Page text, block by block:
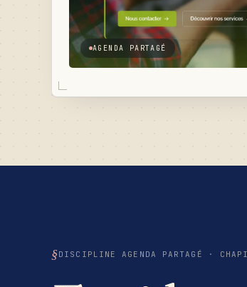
AGENDA PARTAGÉ
DISCIPLINE AGENDA PARTAGÉ ·